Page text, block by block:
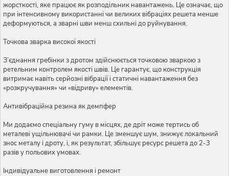
жорсткості, яке працює як розподільник навантажень. Це означає, що
при інтенсивному використанні чи великих вібраціях решета менше
деформуються, а зварні шви менш схильні до руйнування.
Точкова зварка високої якості
З’єднання гребінки з дротом здійснюється точковою зваркою з
ретельним контролем якості швів. Це гарантує, що конструкція
витримає навіть серйозні вібрації і статичні навантаження без
«розкручування» чи «відриву» елементів.
Антивібраційна резина як демпфер
Ми додаємо спеціальну гуму в місцях, де дріт може тертись об
металеві ущільнювачі чи рамки. Це зменшує шум, знижує локальний
знос металу і дроту, і, як результат, збільшує ресурс решета до 2-3
разів у польових умовах.
Індивідуальне виготовлення і ремонт